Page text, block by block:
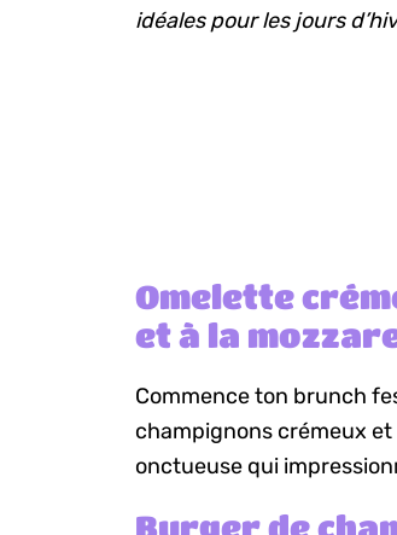
idéales pour les jours
Omelette
et à la
Commence ton brunch
champignons crémeux
onctueuse qui
Burger de